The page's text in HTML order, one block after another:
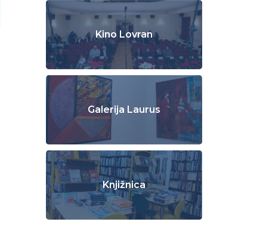
Kino Lovran
Galerija Laurus
Knjižnica